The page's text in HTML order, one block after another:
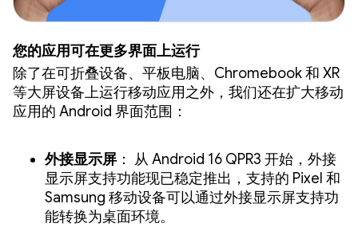
您的应用可在更多界面上运行
除了在可折叠设备、平板电脑、Chromebook 和 XR
等大屏设备上运行移动应用之外，我们还在扩大移动
应用的 Android 界面范围：
外接显示屏 ： 从 Android 16 QPR3 开始，外接
显示屏支持功能现已稳定推出，支持的 Pixel 和
Samsung 移动设备可以通过外接显示屏支持功
能转换为桌面环境。